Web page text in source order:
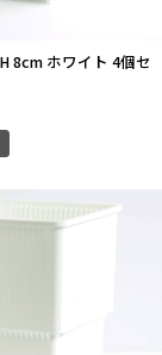
8cm ホワイト 4個セ